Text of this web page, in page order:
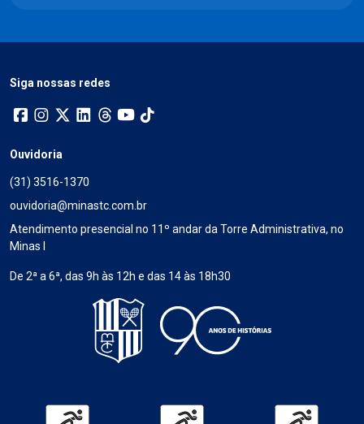
Siga nossas redes
Ouvidoria
(31) 3516-1370
ouvidoria@minastc.com.br
Atendimento presencial no 11º andar da Torre Administrativa, no
Minas I
De 2ª a 6ª, das 9h às 12h e das 14 às 18h30